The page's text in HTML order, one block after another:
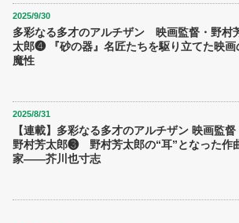
2025/9/30
多彩なる多才のアルチザン 映画監督・野村
太郎❹ 『砂の器』名匠たちを駆り立てた映画
魔性
2025/8/31
【連載】多彩なる多才のアルチザン 映画監督
野村芳太郎❸ 野村芳太郎の“耳”となった作
家――芥川也寸志